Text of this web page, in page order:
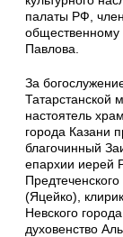
палаты РФ,
Павлова.
За
Татарстанской
настоятель
города Казани
благочинный
епархии иерей
(Яцейко),
Невского
духовенство